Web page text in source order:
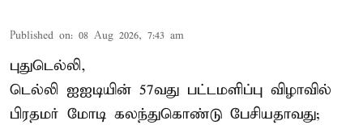
Published on: 08 Aug 2026, 7:43 am
புதுடெல்லி,
டெல்லி ஐஐடியின் 57வது பட்டமளிப்பு விழாவில்
பிரதமர் மோடி கலந்துகொண்டு பேசியதாவது;